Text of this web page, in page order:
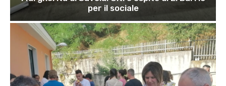
per il sociale